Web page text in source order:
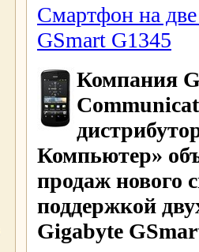
Смартфон на
GSmart G1345
Компания
Компьютер»
продаж нового
поддержкой
Gigabyte